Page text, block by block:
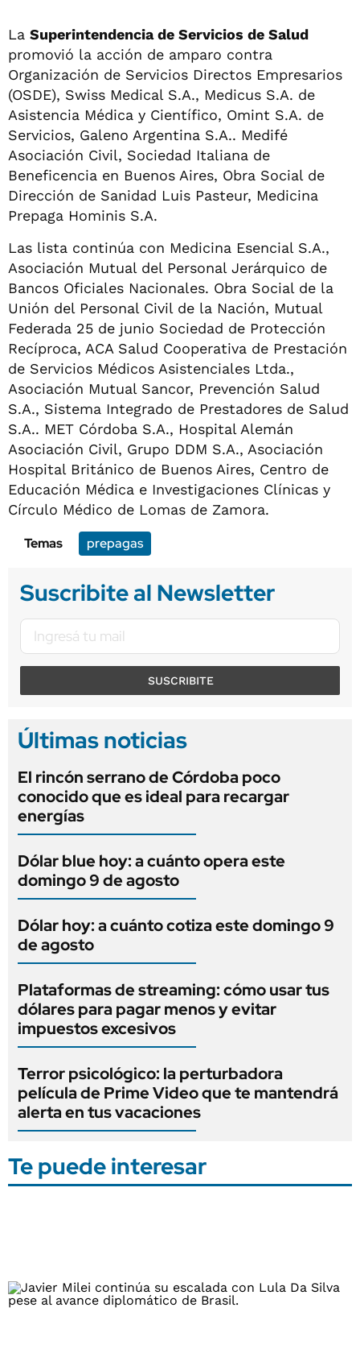
La Superintendencia de Servicios de Salud
promovió la acción de amparo contra
Organización de Servicios Directos Empresarios
(OSDE), Swiss Medical S.A., Medicus S.A. de
Asistencia Médica y Científico, Omint S.A. de
Servicios, Galeno Argentina S.A.. Medifé
Asociación Civil, Sociedad Italiana de
Beneficencia en Buenos Aires, Obra Social de
Dirección de Sanidad Luis Pasteur, Medicina
Prepaga Hominis S.A.
Las lista continúa con Medicina Esencial S.A.,
Asociación Mutual del Personal Jerárquico de
Bancos Oficiales Nacionales. Obra Social de la
Unión del Personal Civil de la Nación, Mutual
Federada 25 de junio Sociedad de Protección
Recíproca, ACA Salud Cooperativa de Prestación
de Servicios Médicos Asistenciales Ltda.,
Asociación Mutual Sancor, Prevención Salud
S.A., Sistema Integrado de Prestadores de Salud
S.A.. MET Córdoba S.A., Hospital Alemán
Asociación Civil, Grupo DDM S.A., Asociación
Hospital Británico de Buenos Aires, Centro de
Educación Médica e Investigaciones Clínicas y
Círculo Médico de Lomas de Zamora.
Temas
prepagas
Suscribite al Newsletter
SUSCRIBITE
Últimas noticias
El rincón serrano de Córdoba poco
conocido que es ideal para recargar
energías
Dólar blue hoy: a cuánto opera este
domingo 9 de agosto
Dólar hoy: a cuánto cotiza este domingo 9
de agosto
Plataformas de streaming: cómo usar tus
dólares para pagar menos y evitar
impuestos excesivos
Terror psicológico: la perturbadora
película de Prime Video que te mantendrá
alerta en tus vacaciones
Te puede interesar